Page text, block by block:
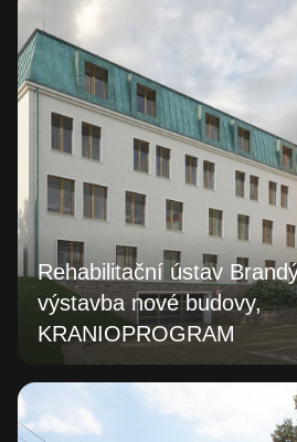
Rehabilitační ústav
výstavba nové budovy,
KRANIOPROGRAM